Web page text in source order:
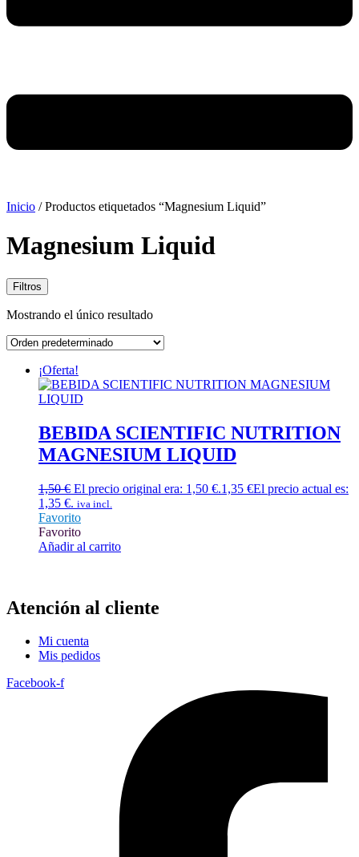
Inicio / Productos etiquetados “Magnesium Liquid”
Magnesium Liquid
Filtros
Mostrando el único resultado
¡Oferta!
BEBIDA SCIENTIFIC NUTRITION
MAGNESIUM LIQUID
1,50€ El precio original era: 1,50 €.1,35 €El precio actual es:
1,35 €. iva incl.
Favorito
Favorito
Añadir al carrito
Atención al cliente
Mi cuenta
Mis pedidos
Facebook-f